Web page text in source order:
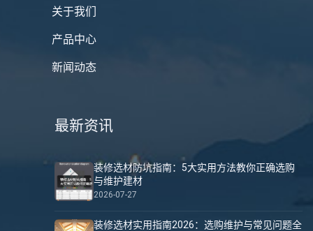
关于我们
产品中心
新闻动态
最新资讯
装修选材防坑指南：5大实用方法教你正确选购
与维护建材
2026-07-27
装修选材实用指南2026：选购维护与常见问题全